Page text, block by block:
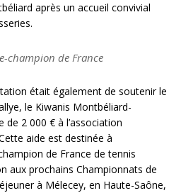
après un accueil convivial
champion de France
était également de soutenir le
le Kiwanis Montbéliard-
de 2 000 € à l’association
aide est destinée à
de France de tennis
aux prochains Championnats de
à Mélecey, en Haute-Saône,